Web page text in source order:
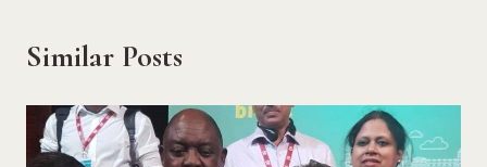
Similar Posts